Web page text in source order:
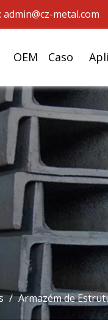
admin@cz-metal.com
OEM Caso
/ Armazém de